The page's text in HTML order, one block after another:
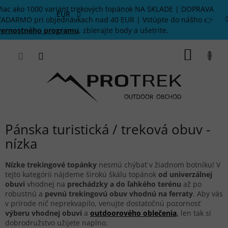
Prejsť
na
obsah
ako 1000 variant trekových topánok NA SKLADE | DOPRAVA
pri objednávkach nad 40 EUR | Vstúpte do nášho 👉
programu, zbierajte body a ušetrite.
EUR
Pánska turistická / treková obuv -
nízka
Nízke trekingové topánky nesmú chýbať v žiadnom botníku! V
tejto kategórii nájdeme širokú škálu topánok od univerzálnej
obuvi vhodnej na prechádzky a do ľahkého terénu až po
robustnú a pevnú trekingovú obuv vhodnú na ferraty. Aby vás
v prírode nič neprekvapilo, venujte dostatočnú pozornosť
výberu vhodnej obuvi a outdoorového oblečenia, len tak si
dobrodružstvo užijete naplno.